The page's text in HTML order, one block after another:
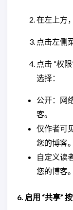
在左上方
点击左侧
点击 “权
选择：
公开：网
客。
仅作者可
您的博客。
自定义读
您的博客。
6. 启用 “共享”